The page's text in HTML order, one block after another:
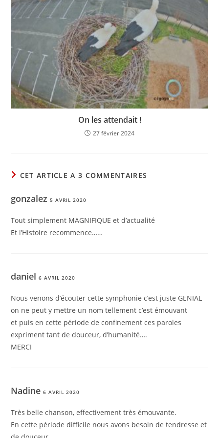
On les attendait !
27 février 2024
CET ARTICLE A 3 COMMENTAIRES
gonzalez5 AVRIL 2020
Tout simplement MAGNIFIQUE et d’actualité
Et l’Histoire recommence……
daniel6 AVRIL 2020
Nous venons d’écouter cette symphonie c’est juste GENIAL
on ne peut y mettre un nom tellement c’est émouvant
et puis en cette période de confinement ces paroles
expriment tant de douceur, d’humanité….
MERCI
Nadine6 AVRIL 2020
Très belle chanson, effectivement très émouvante.
En cette période difficile nous avons besoin de tendresse et